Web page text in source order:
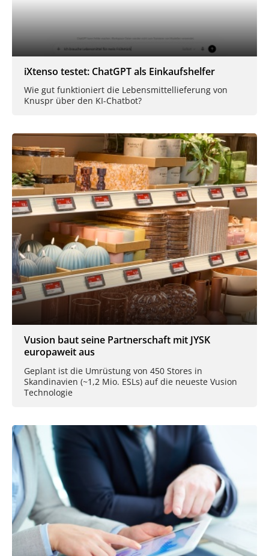
iXtenso testet: ChatGPT als Einkaufshelfer
Wie gut funktioniert die Lebensmittellieferung von
Knuspr über den KI-Chatbot?
Vusion baut seine Partnerschaft mit JYSK
europaweit aus
Geplant ist die Umrüstung von 450 Stores in
Skandinavien (~1,2 Mio. ESLs) auf die neueste Vusion
Technologie